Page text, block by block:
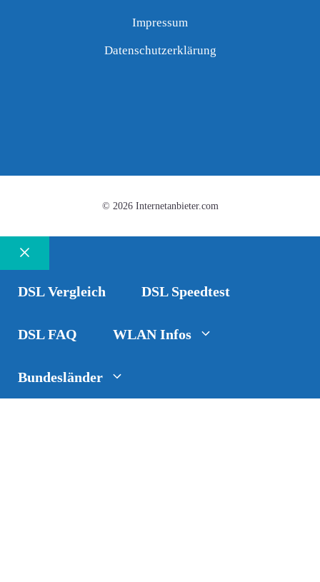
Impressum
Datenschutzerklärung
© 2026 Internetanbieter.com
Schließen
DSL Vergleich DSL Speedtest
DSL FAQ WLAN Infos
Bundesländer